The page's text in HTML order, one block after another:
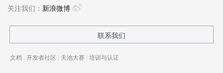
关注我们： 新浪微博
联系我们
文档 | 开发者社区 | 天池大赛 | 培训与认证